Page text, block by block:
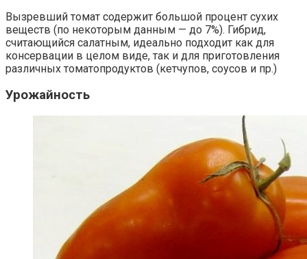
Вызревший томат содержит большой процент сухих
веществ (по некоторым данным — до 7%). Гибрид,
считающийся салатным, идеально подходит как для
консервации в целом виде, так и для приготовления
различных томатопродуктов (кетчупов, соусов и пр.)
Урожайность